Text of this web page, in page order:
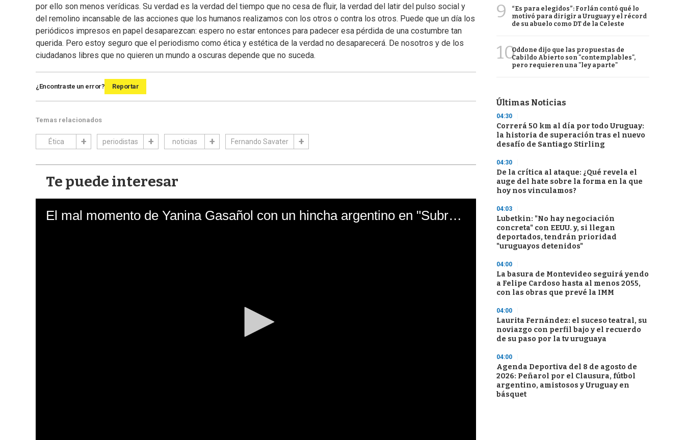
por ello son menos verídicas. Su verdad es la verdad del tiempo que no cesa de fluir, la verdad del latir del pulso social y
del remolino incansable de las acciones que los humanos realizamos con los otros o contra los otros. Puede que un día los
periódicos impresos en papel desaparezcan: espero no estar entonces para padecer esa pérdida de una costumbre tan
querida. Pero estoy seguro que el periodismo como ética y estética de la verdad no desaparecerá. De nosotros y de los
ciudadanos libres que no quieren un mundo a oscuras depende que no suceda.
¿Encontraste un error? Reportar
Temas relacionados
Ética periodistas noticias Fernando Savater
Te puede interesar
El mal momento de Yanina Gasañol con un hincha argentino en "Subrayado"
9
“Es para elegidos”: Forlán contó qué lo
motivó para dirigir a Uruguay y el récord
de su abuelo como DT de la Celeste
10Oddone dijo que las propuestas de
Cabildo Abierto son "contemplables",
pero requieren una "ley aparte"
Últimas Noticias
04:30
Correrá 50 km al día por todo Uruguay:
la historia de superación tras el nuevo
desafío de Santiago Stirling
04:30
De la crítica al ataque: ¿Qué revela el
auge del hate sobre la forma en la que
hoy nos vinculamos?
04:03
Lubetkin: "No hay negociación
concreta" con EEUU. y, si llegan
deportados, tendrán prioridad
"uruguayos detenidos"
04:00
La basura de Montevideo seguirá yendo
a Felipe Cardoso hasta al menos 2055,
con las obras que prevé la IMM
04:00
Laurita Fernández: el suceso teatral, su
noviazgo con perfil bajo y el recuerdo
de su paso por la tv uruguaya
04:00
Agenda Deportiva del 8 de agosto de
2026: Peñarol por el Clausura, fútbol
argentino, amistosos y Uruguay en
básquet